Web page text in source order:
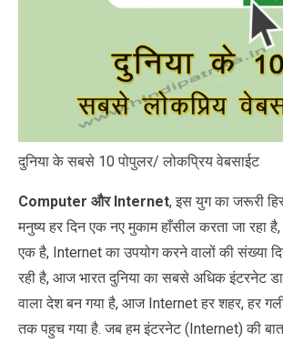
दुनिया के सबसे 10 पोपुलर/ लोकप्रिय वेबसाईट
Computer और Internet, इस युग का जरूरी
मनुष्य हर दिन एक नए मुकाम हाँसील करता जा रहा
एक है, Internet का उपयोग करने वालों की संख्या
रही है, आज भारत दुनिया का सबसे अधिक इंटरनेट
वाला देश बन गया है, आज Internet हर शहर, हर
तक पहुच गया है. जब हम इंटरनेट (Internet) की